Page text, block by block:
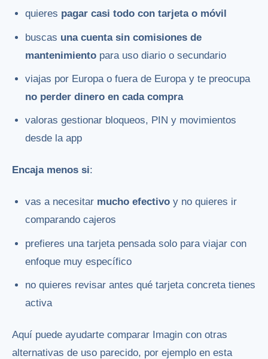
quieres pagar casi todo con tarjeta o móvil
buscas una cuenta sin comisiones de
mantenimiento para uso diario o secundario
viajas por Europa o fuera de Europa y te preocupa
no perder dinero en cada compra
valoras gestionar bloqueos, PIN y movimientos
desde la app
Encaja menos si:
vas a necesitar mucho efectivo y no quieres ir
comparando cajeros
prefieres una tarjeta pensada solo para viajar con
enfoque muy específico
no quieres revisar antes qué tarjeta concreta tienes
activa
Aquí puede ayudarte comparar Imagin con otras
alternativas de uso parecido, por ejemplo en esta